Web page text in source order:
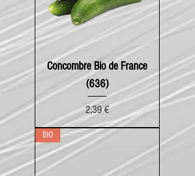
Concombre Bio de France
(636)
Prix
2,39 €
BIO